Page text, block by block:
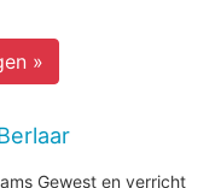
»
Gewest en verricht